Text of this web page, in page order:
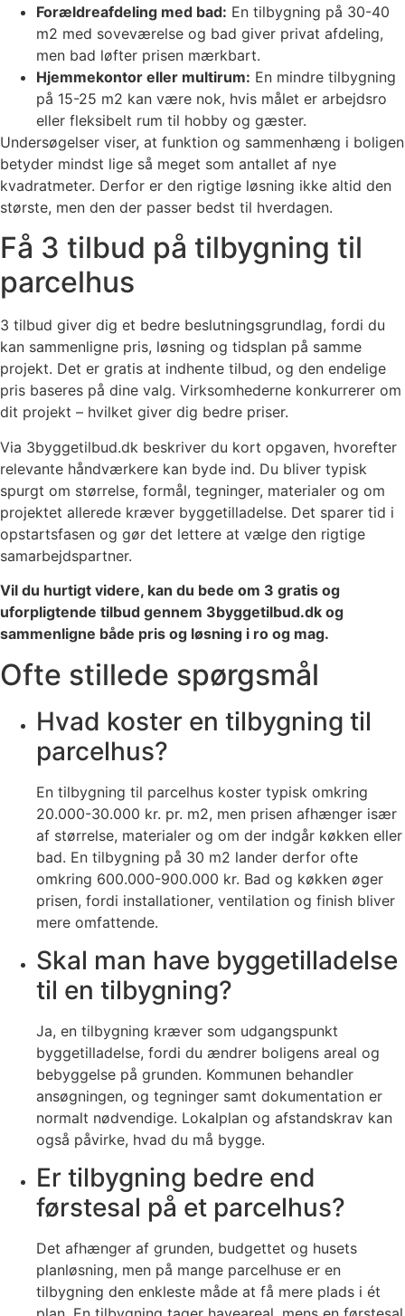
Forældreafdeling med bad: En tilbygning på 30-40
m2 med soveværelse og bad giver privat afdeling,
men bad løfter prisen mærkbart.
Hjemmekontor eller multirum: En mindre tilbygning
på 15-25 m2 kan være nok, hvis målet er arbejdsro
eller fleksibelt rum til hobby og gæster.
Undersøgelser viser, at funktion og sammenhæng i boligen
betyder mindst lige så meget som antallet af nye
kvadratmeter. Derfor er den rigtige løsning ikke altid den
største, men den der passer bedst til hverdagen.
Få 3 tilbud på tilbygning til
parcelhus
3 tilbud giver dig et bedre beslutningsgrundlag, fordi du
kan sammenligne pris, løsning og tidsplan på samme
projekt. Det er gratis at indhente tilbud, og den endelige
pris baseres på dine valg. Virksomhederne konkurrerer om
dit projekt – hvilket giver dig bedre priser.
Via 3byggetilbud.dk beskriver du kort opgaven, hvorefter
relevante håndværkere kan byde ind. Du bliver typisk
spurgt om størrelse, formål, tegninger, materialer og om
projektet allerede kræver byggetilladelse. Det sparer tid i
opstartsfasen og gør det lettere at vælge den rigtige
samarbejdspartner.
Vil du hurtigt videre, kan du bede om 3 gratis og
uforpligtende tilbud gennem 3byggetilbud.dk og
sammenligne både pris og løsning i ro og mag.
Ofte stillede spørgsmål
Hvad koster en tilbygning til
parcelhus?
En tilbygning til parcelhus koster typisk omkring
20.000-30.000 kr. pr. m2, men prisen afhænger især
af størrelse, materialer og om der indgår køkken eller
bad. En tilbygning på 30 m2 lander derfor ofte
omkring 600.000-900.000 kr. Bad og køkken øger
prisen, fordi installationer, ventilation og finish bliver
mere omfattende.
Skal man have byggetilladelse
til en tilbygning?
Ja, en tilbygning kræver som udgangspunkt
byggetilladelse, fordi du ændrer boligens areal og
bebyggelse på grunden. Kommunen behandler
ansøgningen, og tegninger samt dokumentation er
normalt nødvendige. Lokalplan og afstandskrav kan
også påvirke, hvad du må bygge.
Er tilbygning bedre end
førstesal på et parcelhus?
Det afhænger af grunden, budgettet og husets
planløsning, men på mange parcelhuse er en
tilbygning den enkleste måde at få mere plads i ét